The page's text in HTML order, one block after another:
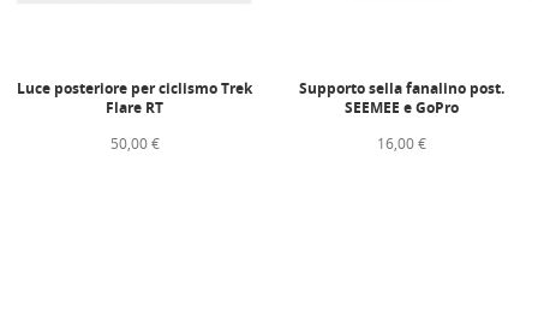
Luce posteriore per ciclismo Trek
Flare RT
50,00 €
Supporto sella fanalino post.
SEEMEE e GoPro
16,00 €